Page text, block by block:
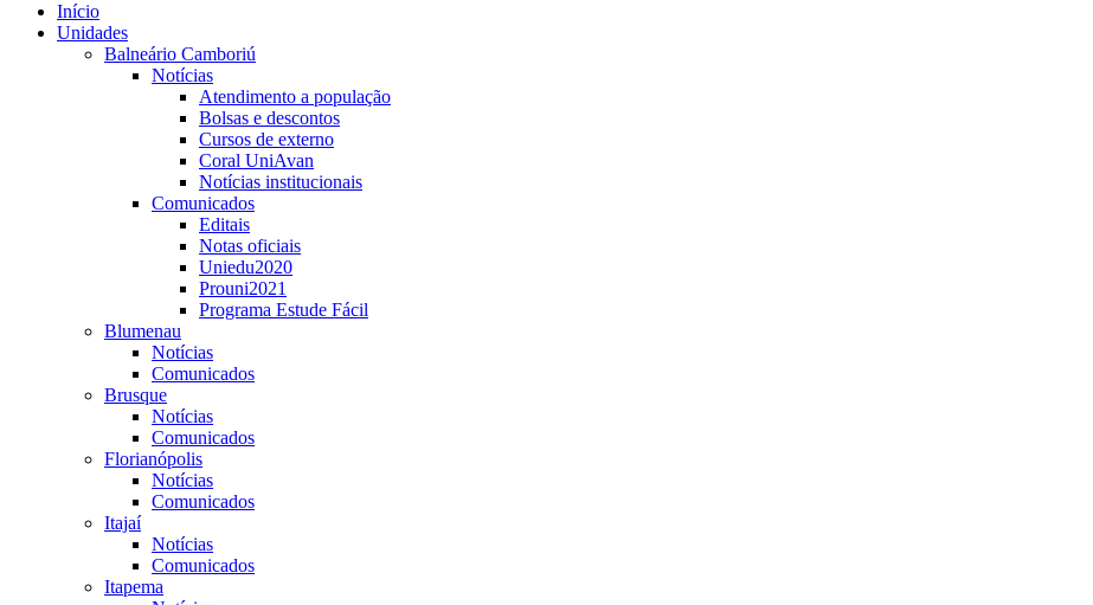
Início
Unidades
Balneário Camboriú
Notícias
Atendimento a população
Bolsas e descontos
Cursos de externo
Coral UniAvan
Notícias institucionais
Comunicados
Editais
Notas oficiais
Uniedu2020
Prouni2021
Programa Estude Fácil
Blumenau
Notícias
Comunicados
Brusque
Notícias
Comunicados
Florianópolis
Notícias
Comunicados
Itajaí
Notícias
Comunicados
Itapema